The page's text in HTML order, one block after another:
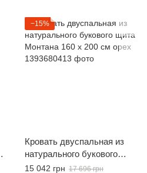
−15%
Кровать двуспальная из
натурального букового
щита Монтана 160 х 200 см
15 042 грн 17 696 грн